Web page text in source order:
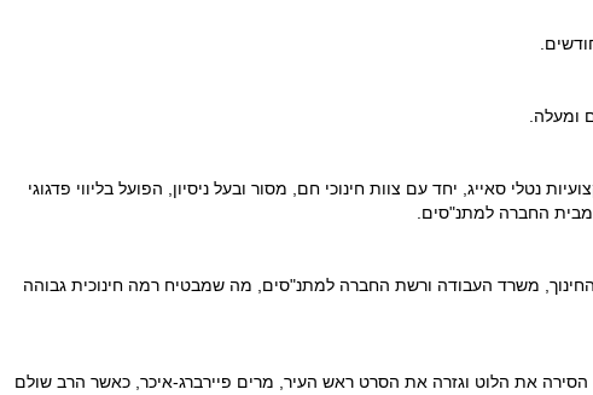
נטלי סאייג, יחד עם צוות חינוכי חם, מסור ובעל ניסיון, הפועל בליווי פדגוגי
החברה למתנ"סים.
משרד העבודה ורשת החברה למתנ"סים, מה שמבטיח רמה חינוכית גבוהה
את הלוט וגזרה את הסרט ראש העיר, מרים פיירברג-איכר, כאשר הרב שולם